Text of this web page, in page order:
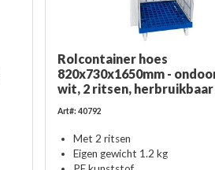
Rolcontainer hoes
820x730x1650mm -
wit, 2 ritsen, herbruikbaar
Art#: 40792
Met 2 ritsen
Eigen gewicht 1.2 kg